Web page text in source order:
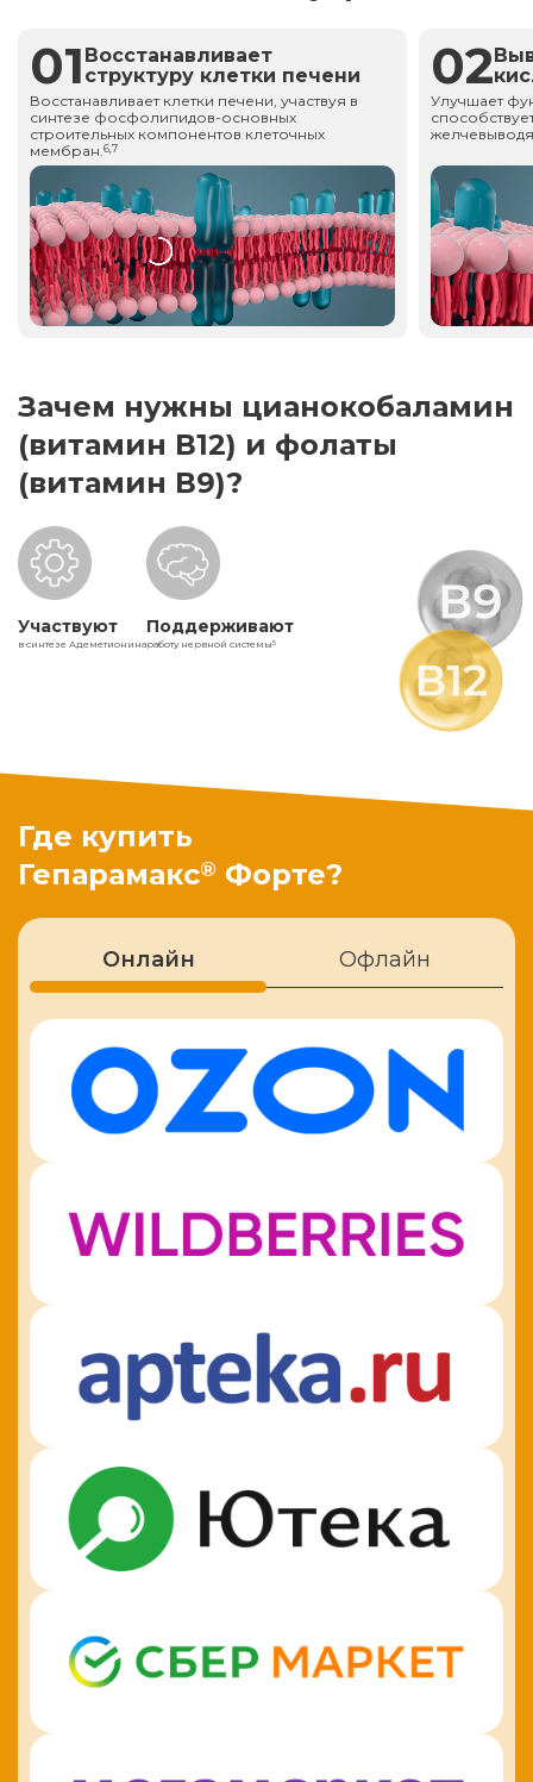
01 Восстанавливает
структуру клетки печени
Восстанавливает клетки печени, участвуя в
синтезе фосфолипидов-основных
строительных компонентов клеточных
мембран.6,7
02
Улучшает
Зачем нужны цианокобаламин
(витамин В12) и фолаты
(витамин В9)?
Участвуют
в синтезе Адеметионина
Поддерживают
работу нервной системы5
Где купить
Гепарамакс® Форте?
Онлайн Офлайн